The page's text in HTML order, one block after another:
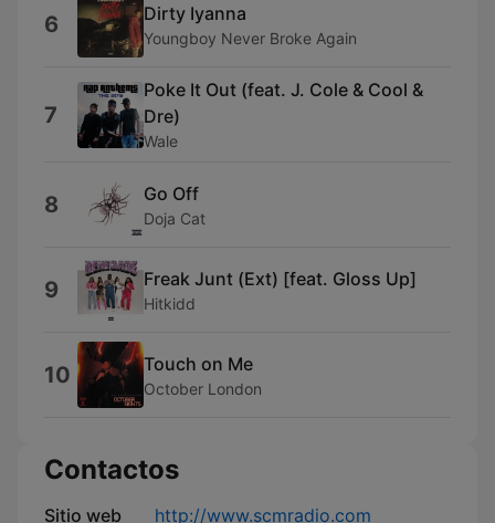
6 Dirty Iyanna
Youngboy Never Broke Again
7
Poke It Out (feat. J. Cole & Cool &
Dre)
Wale
8 Go Off
Doja Cat
9 Freak Junt (Ext) [feat. Gloss Up]
Hitkidd
10 Touch on Me
October London
Contactos
Sitio web
http://www.scmradio.com